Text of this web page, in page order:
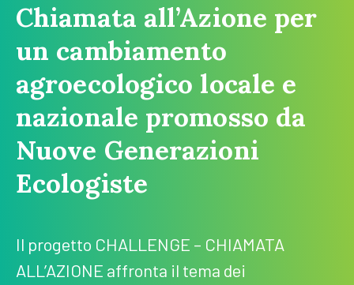
Chiamata all’Azione per
un cambiamento
agroecologico locale e
nazionale promosso da
Nuove Generazioni
Ecologiste
Il progetto CHALLENGE – CHIAMATA
ALL’AZIONE affronta il tema dei